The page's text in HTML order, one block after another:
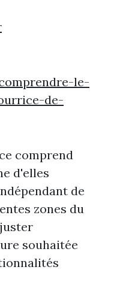
le-
de-
comprend
d'elles
de
zones du
souhaitée